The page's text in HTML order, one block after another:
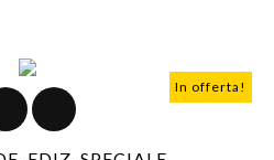
In offerta!